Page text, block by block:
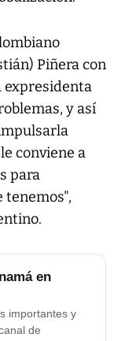
Piñera con
expresidenta
y así
conviene a
para
tenemos",
en
importantes y
de